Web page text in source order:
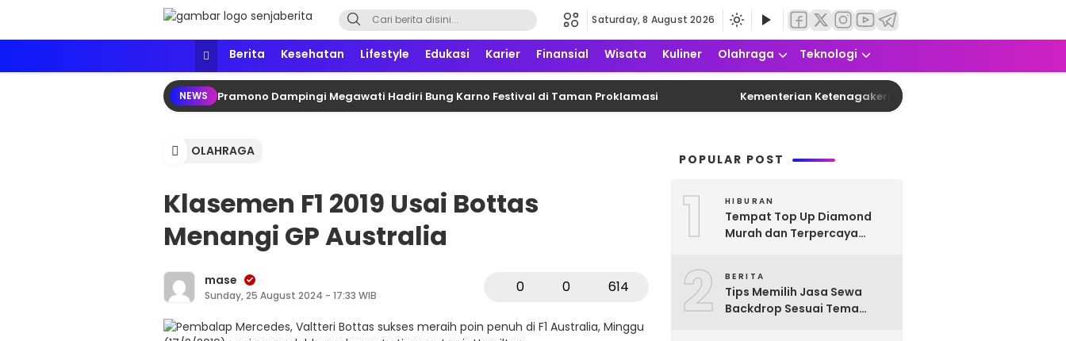
konten
Senja Berita
Portal media berita online yang informatif, edukatif dan terpercaya
Saturday, 8 August 2026
Berita Kesehatan Lifestyle Edukasi Karier Finansial Wisata Kuliner Olahraga Teknologi
NEWS Pramono Dampingi Megawati Hadiri Bung Karno Festival di Taman Proklamasi Kementerian Ketenagakerjaan Buka Kembali Program
OLAHRAGA
Klasemen F1 2019 Usai Bottas
Menangi GP Australia
mase
Sunday, 25 August 2024 - 17:33 WIB 0 0 614
POPULAR POST
1 HIBURAN
Tempat Top Up Diamond
Murah dan Terpercaya
2 BERITA
Tips Memilih Jasa Sewa
Backdrop Sesuai Tema